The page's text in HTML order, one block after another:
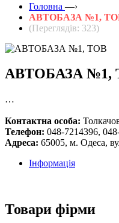
Головна —›
АВТОБАЗА №1,
(Переглядів: 323)
АВТОБАЗА №1,
…
Контактна особа:
Телефон: 048-7214396,
Адреса: 65005, м. Одеса,
Інформація
Товари фірми